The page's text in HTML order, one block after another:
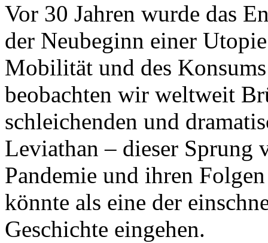
Vor 30 Jahren wurde das
der Neubeginn einer
Mobilität und des
beobachten wir weltweit
schleichenden und
Leviathan – dieser Sprung
Pandemie und ihren
könnte als eine der
Geschichte eingehen.